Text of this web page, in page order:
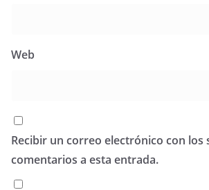
Web
Recibir un correo electrónico con los
comentarios a esta entrada.